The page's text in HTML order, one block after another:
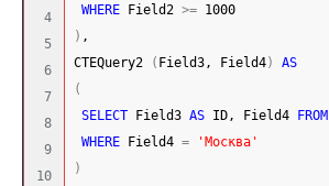
4
5
6
7
8
9
10
WHERE Field2 >= 1000
) ,
CTEQuery2
( Field3, Field4)
AS
(
SELECT Field3 AS ID, Field4 FROM
WHERE Field4 =
'Москва'
)